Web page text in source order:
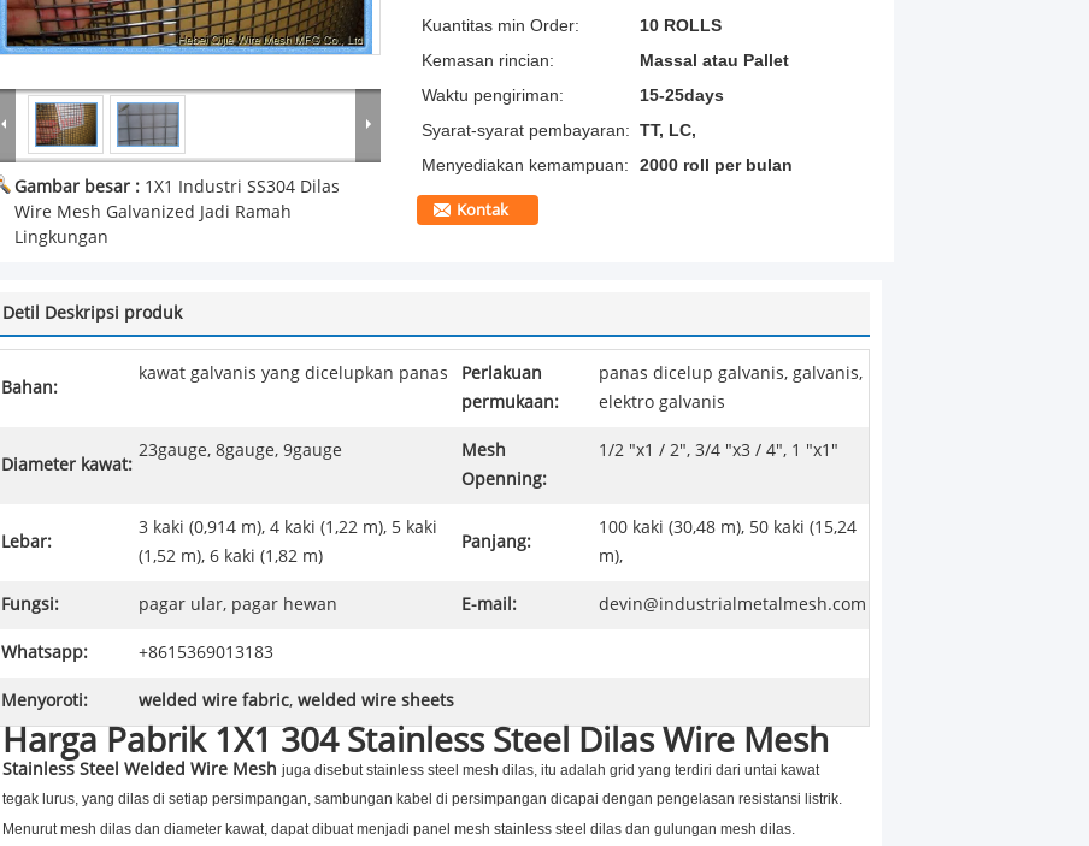
Gambar besar : 1X1 Industri SS304 Dilas
Wire Mesh Galvanized Jadi Ramah
Lingkungan
Kuantitas min Order:
10 ROLLS
Kemasan rincian:
Massal atau Pallet
Waktu pengiriman:
15-25days
Syarat-syarat pembayaran: TT, LC,
Menyediakan kemampuan:
2000 roll per bulan
Kontak
Detil Deskripsi produk
Bahan:
kawat galvanis yang dicelupkan panas
Perlakuan
permukaan:
panas dicelup galvanis, galvanis,
elektro galvanis
Diameter kawat:
23gauge, 8gauge, 9gauge
Mesh
Openning:
1/2 "x1 / 2", 3/4 "x3 / 4", 1 "x1"
Lebar:
3 kaki (0,914 m), 4 kaki (1,22 m), 5 kaki
(1,52 m), 6 kaki (1,82 m)
Panjang:
100 kaki (30,48 m), 50 kaki (15,24
m),
Fungsi: pagar ular, pagar hewan E-mail: devin@industrialmetalmesh.com
Whatsapp: +8615369013183
Menyoroti: welded wire fabric, welded wire sheets
Harga Pabrik 1X1 304 Stainless Steel Dilas Wire Mesh
Stainless Steel Welded Wire Mesh juga disebut stainless steel mesh dilas, itu adalah grid yang terdiri dari untai kawat
tegak lurus, yang dilas di setiap persimpangan, sambungan kabel di persimpangan dicapai dengan pengelasan resistansi listrik.
Menurut mesh dilas dan diameter kawat, dapat dibuat menjadi panel mesh stainless steel dilas dan gulungan mesh dilas.